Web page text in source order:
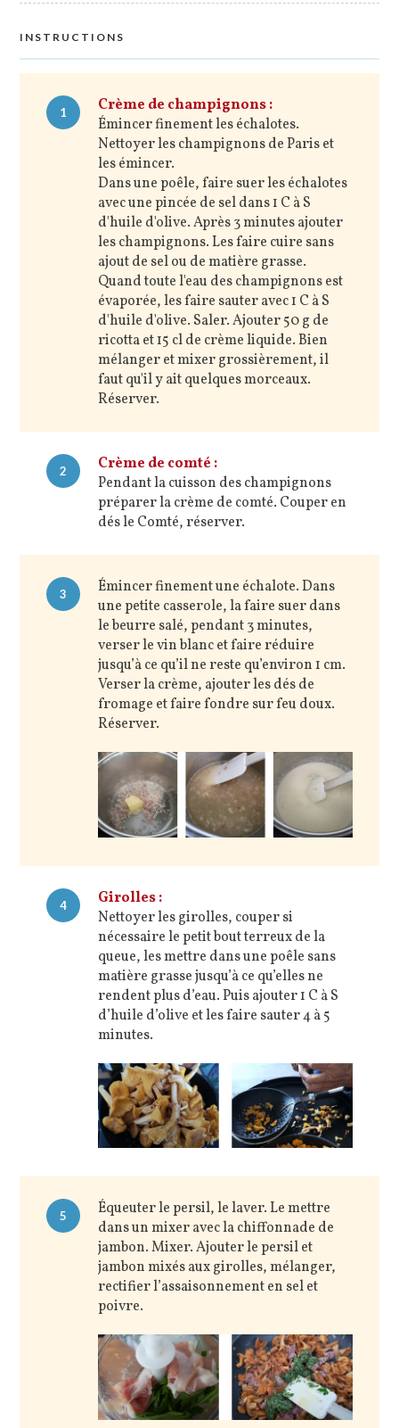
INSTRUCTIONS
1
Crème de champignons :
Émincer finement les échalotes.
Nettoyer les champignons de Paris et
les émincer.
Dans une poêle, faire suer les échalotes
avec une pincée de sel dans 1 C à S
d'huile d'olive. Après 3 minutes ajouter
les champignons. Les faire cuire sans
ajout de sel ou de matière grasse.
Quand toute l'eau des champignons est
évaporée, les faire sauter avec 1 C à S
d'huile d'olive. Saler. Ajouter 50 g de
ricotta et 15 cl de crème liquide. Bien
mélanger et mixer grossièrement, il
faut qu'il y ait quelques morceaux.
Réserver.
2
Crème de comté :
Pendant la cuisson des champignons
préparer la crème de comté. Couper en
dés le Comté, réserver.
3
Émincer finement une échalote. Dans
une petite casserole, la faire suer dans
le beurre salé, pendant 3 minutes,
verser le vin blanc et faire réduire
jusqu’à ce qu’il ne reste qu’environ 1 cm.
Verser la crème, ajouter les dés de
fromage et faire fondre sur feu doux.
Réserver.
4
Girolles :
Nettoyer les girolles, couper si
nécessaire le petit bout terreux de la
queue, les mettre dans une poêle sans
matière grasse jusqu’à ce qu’elles ne
rendent plus d’eau. Puis ajouter 1 C à S
d’huile d’olive et les faire sauter 4 à 5
minutes.
5
Équeuter le persil, le laver. Le mettre
dans un mixer avec la chiffonnade de
jambon. Mixer. Ajouter le persil et
jambon mixés aux girolles, mélanger,
rectifier l’assaisonnement en sel et
poivre.